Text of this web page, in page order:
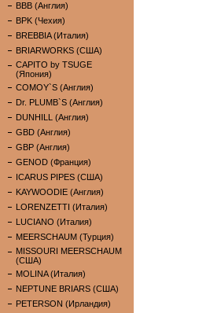
BBB (Англия)
BPK (Чехия)
BREBBIA (Италия)
BRIARWORKS (США)
CAPITO by TSUGE
(Япония)
COMOY`S (Англия)
Dr. PLUMB`S (Англия)
DUNHILL (Англия)
GBD (Англия)
GBP (Англия)
GENOD (Франция)
ICARUS PIPES (США)
KAYWOODIE (Англия)
LORENZETTI (Италия)
LUCIANO (Италия)
MEERSCHAUM (Турция)
MISSOURI MEERSCHAUM
(США)
MOLINA (Италия)
NEPTUNE BRIARS (США)
PETERSON (Ирландия)